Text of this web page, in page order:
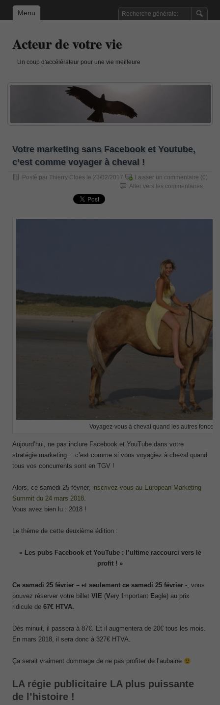
Menu
Acteur de votre vie
Un coup d'accélérateur pour une vie meilleure
Votre marketing sans Facebook et Youtube,
c’est comme voyager à cheval !
Posté par Thierry Cloës le 23/02/2017 Laisser un commentaire (0)
Aller vers les commentaires
Voyagez-vous à cheval quand les autres foncent
Aujourd’hui, ne pas inclure Facebook et YouTube dans votre
stratégie marketing… c’est comme si vous voyagiez à cheval quand
tous vos concurrents sont en TGV !
Alors, ce samedi 25 février, inscrivez-vous au European Marketing
Summit du 24 mars 2018.
Vous avez bien lu : 2018 !
Le thème de cette deuxième édition :
« Les pubs Facebook et YouTube : l’ultime raccourci vers le
profit ! »
Ce samedi 25 février – et seulement ce samedi 25 février -, vous
pouvez réserver votre billet VIE (Very mportant Eagle) au prix
ridicule de 67€ HTVA.
Dès minuit, il passera à 87€. Et il augmentera de 20€ tous les mois.
En mars 2018, il sera donc à 327€ HTVA.
Ça serait vraiment dommage de ne pas profiter de l’aubaine
LA régie publicitaire LA plus puissante
de l’histoire !